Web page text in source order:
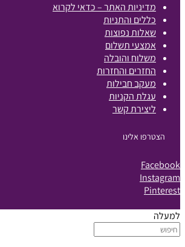
מדיניות האתר – כדאי לקרוא
כללים והתניות
שאלות נפוצות
אמצעי תשלום
משלוח והובלה
החזרים והחזרות
מעקב חבילות
עגלת הקניות
ליצירת קשר
הצטרפו אלינו
Facebook
Instagram
Pinterest
למעלה